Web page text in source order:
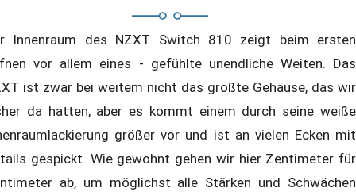
Innenraum des NZXT Switch 810 zeigt beim ersten
vor allem eines - gefühlte unendliche Weiten. Das
ist zwar bei weitem nicht das größte Gehäuse, das wir
da hatten, aber es kommt einem durch seine weiße
größer vor und ist an vielen Ecken mit
gespickt. Wie gewohnt gehen wir hier Zentimeter für
ab, um möglichst alle Stärken und Schwächen